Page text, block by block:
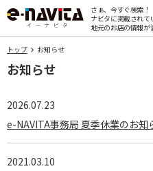
さぁ、今すぐ検索！
ナビタに掲載されて
地元のお店の情報が
トップ お知らせ
お知らせ
2026.07.23
e-NAVITA事務局 夏季休業のお知
2021.03.10